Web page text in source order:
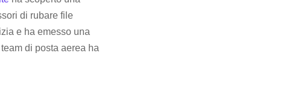
di rubare file
e ha emesso una
di posta aerea ha